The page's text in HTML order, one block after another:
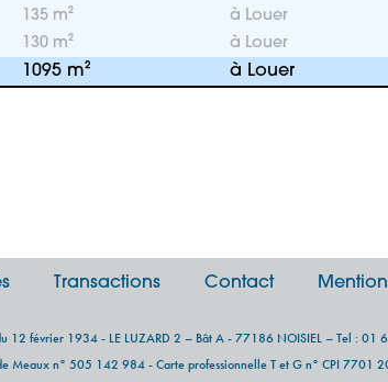
135 m² à Louer
130 m² à Louer
1095 m² à Louer
Transactions Contact
12 février 1934 - LE LUZARD 2 – Bât A - 77186 NOISIEL – Tel : 01
Meaux n° 505 142 984 - Carte professionnelle T et G n° CPI 7701